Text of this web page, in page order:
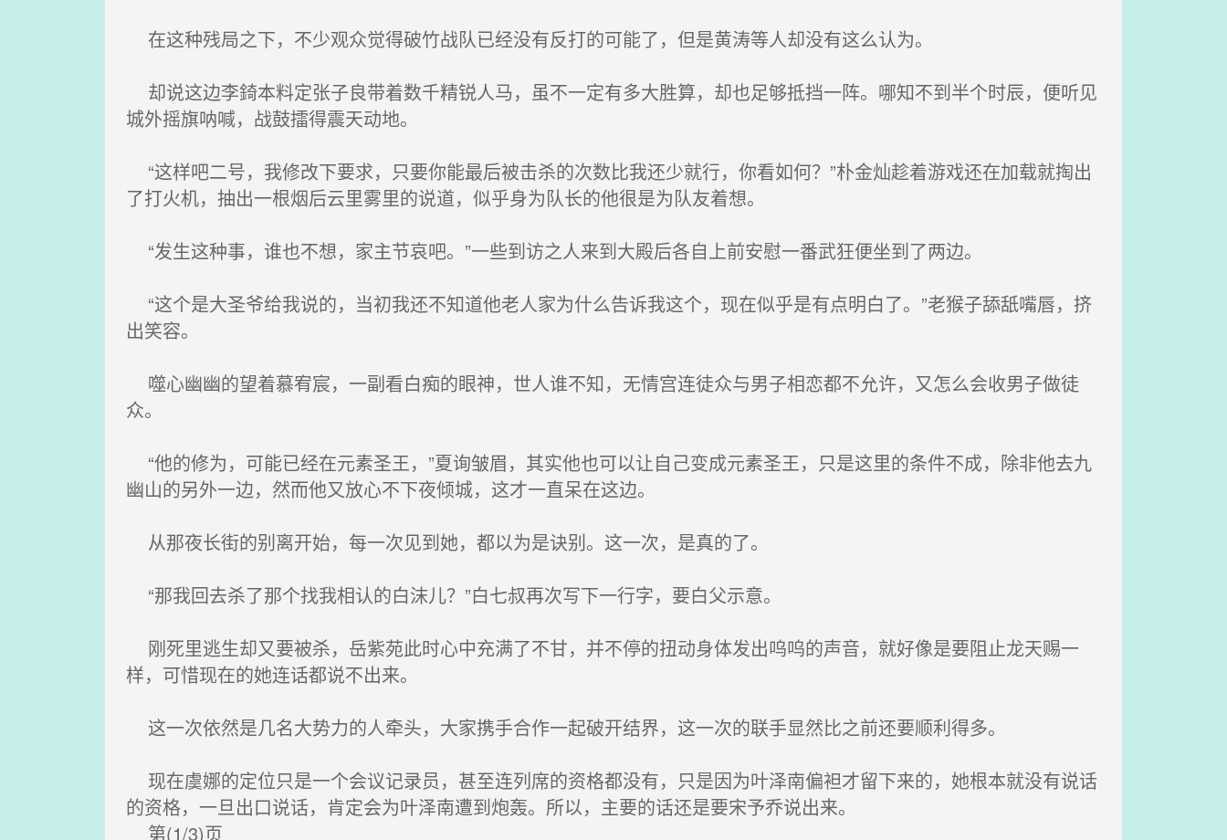
在这种残局之下，不少观众觉得破竹战队已经没有反打的可能了，但是黄涛等人却没有这么认为。
却说这边李錡本料定张子良带着数千精锐人马，虽不一定有多大胜算，却也足够抵挡一阵。哪知不到半个时辰，便听见
城外摇旗呐喊，战鼓擂得震天动地。
“这样吧二号，我修改下要求，只要你能最后被击杀的次数比我还少就行，你看如何？”朴金灿趁着游戏还在加载就掏出
了打火机，抽出一根烟后云里雾里的说道，似乎身为队长的他很是为队友着想。
“发生这种事，谁也不想，家主节哀吧。”一些到访之人来到大殿后各自上前安慰一番武狂便坐到了两边。
“这个是大圣爷给我说的，当初我还不知道他老人家为什么告诉我这个，现在似乎是有点明白了。”老猴子舔舐嘴唇，挤
出笑容。
噬心幽幽的望着慕宥宸，一副看白痴的眼神，世人谁不知，无情宫连徒众与男子相恋都不允许，又怎么会收男子做徒
众。
“他的修为，可能已经在元素圣王，”夏询皱眉，其实他也可以让自己变成元素圣王，只是这里的条件不成，除非他去九
幽山的另外一边，然而他又放心不下夜倾城，这才一直呆在这边。
从那夜长街的别离开始，每一次见到她，都以为是诀别。这一次，是真的了。
“那我回去杀了那个找我相认的白沫儿？”白七叔再次写下一行字，要白父示意。
刚死里逃生却又要被杀，岳紫苑此时心中充满了不甘，并不停的扭动身体发出呜呜的声音，就好像是要阻止龙天赐一
样，可惜现在的她连话都说不出来。
这一次依然是几名大势力的人牵头，大家携手合作一起破开结界，这一次的联手显然比之前还要顺利得多。
现在虞娜的定位只是一个会议记录员，甚至连列席的资格都没有，只是因为叶泽南偏袒才留下来的，她根本就没有说话
的资格，一旦出口说话，肯定会为叶泽南遭到炮轰。所以，主要的话还是要宋予乔说出来。
第(1/3)页